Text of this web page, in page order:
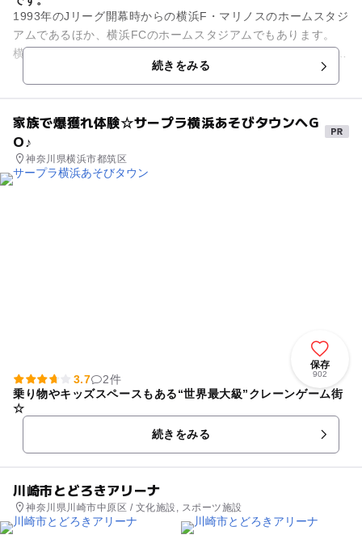
1993年のJリーグ開幕時からの横浜F・マリノスのホームスタジ
アムであるほか、横浜FCのホームスタジアムでもあります。
横浜FCのホームゲーム時には、ホームゴール裏コンコースボラ
続きをみる
家族で爆獲れ体験☆サープラ横浜あそびタウンへG
O♪
神奈川県横浜市都筑区
保存
902
3.7
2件
乗り物やキッズスペースもある“世界最大級”クレーンゲーム街
☆
続きをみる
川崎市とどろきアリーナ
神奈川県川崎市中原区 / 文化施設, スポーツ施設